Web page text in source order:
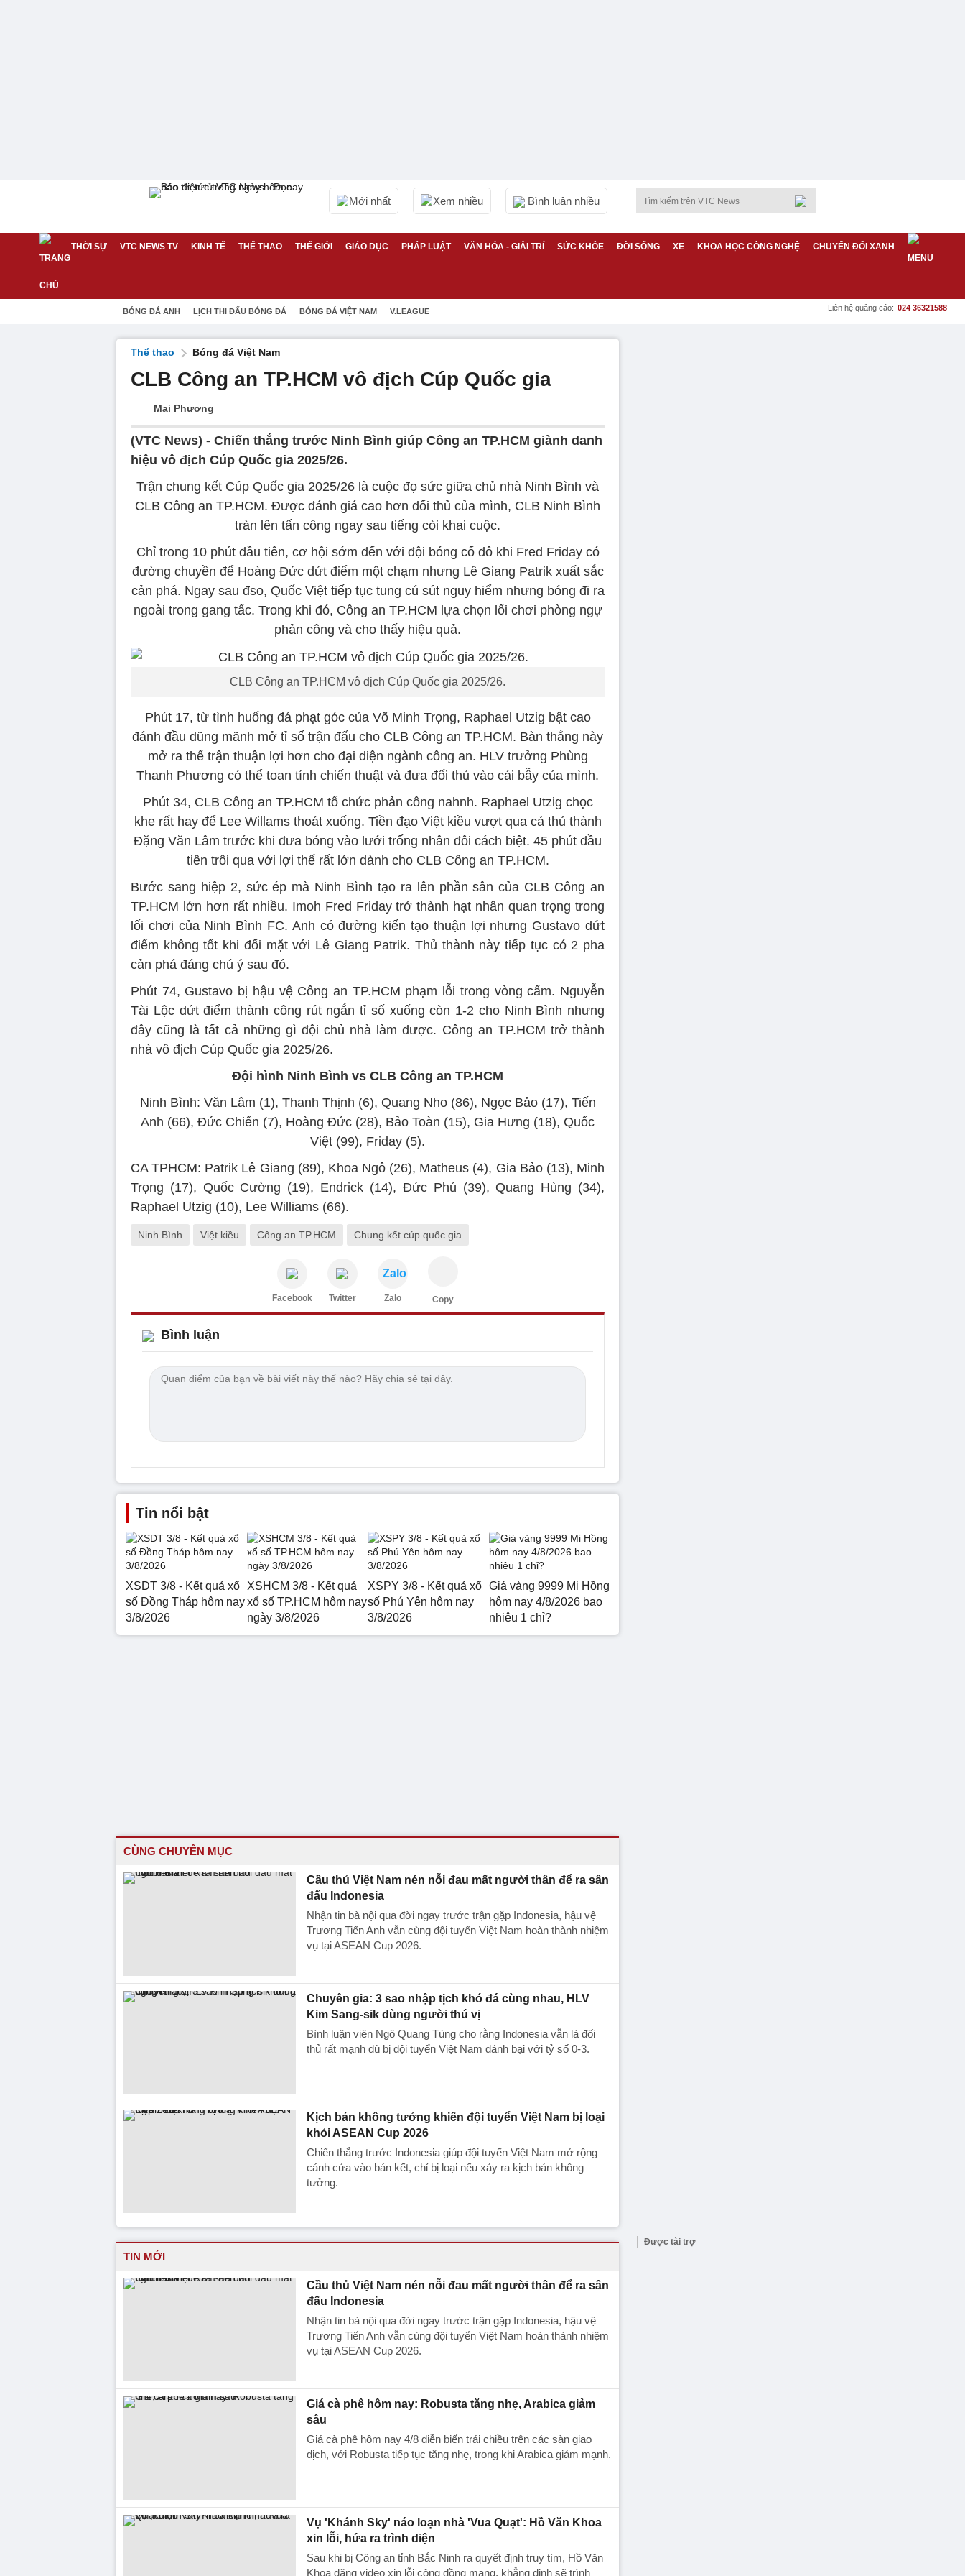
Mới nhất Xem nhiều Bình luận nhiều
THỜI SỰ VTC NEWS TV KINH TẾ THỂ THAO THẾ GIỚI GIÁO DỤC PHÁP LUẬT VĂN HÓA - GIẢI TRÍ SỨC KHỎE ĐỜI SỐNG XE KHOA HỌC CÔNG NGHỆ CHUYỂN ĐỔI XANH
BÓNG ĐÁ ANH LỊCH THI ĐẤU BÓNG ĐÁ BÓNG ĐÁ VIỆT NAM V.LEAGUE Liên hệ quảng cáo: 024 36321588
Thể thao Bóng đá Việt Nam
CLB Công an TP.HCM vô địch Cúp Quốc gia
Mai Phương
(VTC News) - Chiến thắng trước Ninh Bình giúp Công an TP.HCM giành danh
hiệu vô địch Cúp Quốc gia 2025/26.
Trận chung kết Cúp Quốc gia 2025/26 là cuộc đọ sức giữa chủ nhà Ninh Bình và
CLB Công an TP.HCM. Được đánh giá cao hơn đối thủ của mình, CLB Ninh Bình
tràn lên tấn công ngay sau tiếng còi khai cuộc.
Chỉ trong 10 phút đầu tiên, cơ hội sớm đến với đội bóng cố đô khi Fred Friday có
đường chuyền để Hoàng Đức dứt điểm một chạm nhưng Lê Giang Patrik xuất sắc
cản phá. Ngay sau đso, Quốc Việt tiếp tục tung cú sút nguy hiểm nhưng bóng đi ra
ngoài trong gang tấc. Trong khi đó, Công an TP.HCM lựa chọn lối chơi phòng ngự
phản công và cho thấy hiệu quả.
CLB Công an TP.HCM vô địch Cúp Quốc gia 2025/26.
Phút 17, từ tình huống đá phạt góc của Võ Minh Trọng, Raphael Utzig bật cao
đánh đầu dũng mãnh mở tỉ số trận đấu cho CLB Công an TP.HCM. Bàn thắng này
mở ra thế trận thuận lợi hơn cho đại diện ngành công an. HLV trưởng Phùng
Thanh Phương có thể toan tính chiến thuật và đưa đối thủ vào cái bẫy của mình.
Phút 34, CLB Công an TP.HCM tổ chức phản công nahnh. Raphael Utzig chọc
khe rất hay để Lee Willams thoát xuống. Tiền đạo Việt kiều vượt qua cả thủ thành
Đặng Văn Lâm trước khi đưa bóng vào lưới trống nhân đôi cách biệt. 45 phút đầu
tiên trôi qua với lợi thế rất lớn dành cho CLB Công an TP.HCM.
Bước sang hiệp 2, sức ép mà Ninh Bình tạo ra lên phần sân của CLB Công an
TP.HCM lớn hơn rất nhiều. Imoh Fred Friday trở thành hạt nhân quan trọng trong
lối chơi của Ninh Bình FC. Anh có đường kiến tạo thuận lợi nhưng Gustavo dứt
điểm không tốt khi đối mặt với Lê Giang Patrik. Thủ thành này tiếp tục có 2 pha
cản phá đáng chú ý sau đó.
Phút 74, Gustavo bị hậu vệ Công an TP.HCM phạm lỗi trong vòng cấm. Nguyễn
Tài Lộc dứt điểm thành công rút ngắn tỉ số xuống còn 1-2 cho Ninh Bình nhưng
đây cũng là tất cả những gì đội chủ nhà làm được. Công an TP.HCM trở thành
nhà vô địch Cúp Quốc gia 2025/26.
Đội hình Ninh Bình vs CLB Công an TP.HCM
Ninh Bình: Văn Lâm (1), Thanh Thịnh (6), Quang Nho (86), Ngọc Bảo (17), Tiến
Anh (66), Đức Chiến (7), Hoàng Đức (28), Bảo Toàn (15), Gia Hưng (18), Quốc
Việt (99), Friday (5).
CA TPHCM: Patrik Lê Giang (89), Khoa Ngô (26), Matheus (4), Gia Bảo (13), Minh
Trọng (17), Quốc Cường (19), Endrick (14), Đức Phú (39), Quang Hùng (34),
Raphael Utzig (10), Lee Williams (66).
Ninh Bình Việt kiều Công an TP.HCM Chung kết cúp quốc gia
Facebook Twitter
Zalo
Zalo Copy
Bình luận
Tin nổi bật
XSDT 3/8 - Kết quả xổ
số Đồng Tháp hôm nay
3/8/2026
XSHCM 3/8 - Kết quả
xổ số TP.HCM hôm nay
ngày 3/8/2026
XSPY 3/8 - Kết quả xổ
số Phú Yên hôm nay
3/8/2026
Giá vàng 9999 Mi Hồng
hôm nay 4/8/2026 bao
nhiêu 1 chỉ?
CÙNG CHUYÊN MỤC
Cầu thủ Việt Nam nén nỗi đau mất người thân để ra sân
đấu Indonesia
Nhận tin bà nội qua đời ngay trước trận gặp Indonesia, hậu vệ
Trương Tiến Anh vẫn cùng đội tuyển Việt Nam hoàn thành nhiệm
vụ tại ASEAN Cup 2026.
Chuyên gia: 3 sao nhập tịch khó đá cùng nhau, HLV
Kim Sang-sik dùng người thú vị
Bình luận viên Ngô Quang Tùng cho rằng Indonesia vẫn là đối
thủ rất mạnh dù bị đội tuyển Việt Nam đánh bại với tỷ số 0-3.
Kịch bản không tưởng khiến đội tuyển Việt Nam bị loại
khỏi ASEAN Cup 2026
Chiến thắng trước Indonesia giúp đội tuyển Việt Nam mở rộng
cánh cửa vào bán kết, chỉ bị loại nếu xảy ra kịch bản không
tưởng.
TIN MỚI
Cầu thủ Việt Nam nén nỗi đau mất người thân để ra sân
đấu Indonesia
Nhận tin bà nội qua đời ngay trước trận gặp Indonesia, hậu vệ
Trương Tiến Anh vẫn cùng đội tuyển Việt Nam hoàn thành nhiệm
vụ tại ASEAN Cup 2026.
Giá cà phê hôm nay: Robusta tăng nhẹ, Arabica giảm
sâu
Giá cà phê hôm nay 4/8 diễn biến trái chiều trên các sàn giao
dịch, với Robusta tiếp tục tăng nhẹ, trong khi Arabica giảm mạnh.
Vụ 'Khánh Sky' náo loạn nhà 'Vua Quạt': Hồ Văn Khoa
xin lỗi, hứa ra trình diện
Sau khi bị Công an tỉnh Bắc Ninh ra quyết định truy tìm, Hồ Văn
Khoa đăng video xin lỗi cộng đồng mạng, khẳng định sẽ trình
Được tài trợ